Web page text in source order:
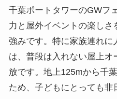
千葉ポートタワーのGWフ
力と屋外イベントの楽しさ
強みです。特に家族連れに
は、普段は入れない屋上オ
放です。地上125mから千
ため、子どもにとっても非